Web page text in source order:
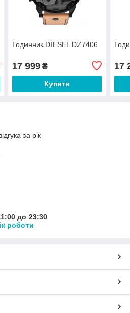
Годинник DIESEL DZ7406
17 999₴
Купити
17
за рік
до 23:30
роботи